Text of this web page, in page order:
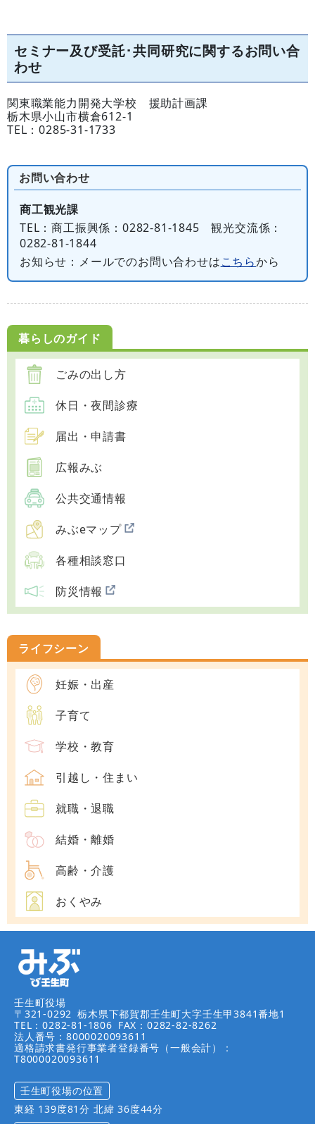
セミナー及び受託･共同研究に関するお問い合
わせ
関東職業能力開発大学校 援助計画課
栃木県小山市横倉612-1
TEL：0285-31-1733
お問い合わせ
商工観光課
TEL ：商工振興係：0282-81-1845 観光交流係：
0282-81-1844
お知らせ ：メールでのお問い合わせはこちらから
暮らしのガイド
ごみの出し方
休日・夜間診療
届出・申請書
広報みぶ
公共交通情報
みぶeマップ
各種相談窓口
防災情報
ライフシーン
妊娠・出産
子育て
学校・教育
引越し・住まい
就職・退職
結婚・離婚
高齢・介護
おくやみ
壬生町役場
〒321-0292 栃木県下都賀郡壬生町大字壬生甲3841番地1
TEL：0282-81-1806 FAX：0282-82-8262
法人番号：8000020093611
適格請求書発行事業者登録番号（一般会計）：
T8000020093611
壬生町役場の位置
東経 139度81分 北緯 36度44分